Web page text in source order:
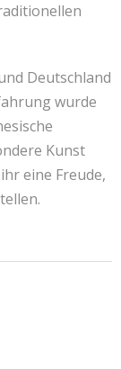
Deutschland
wurde
Kunst
eine Freude,